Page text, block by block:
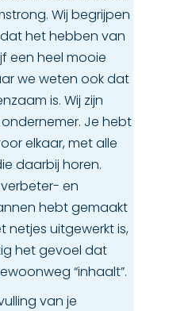
Wij begrijpen
het hebben van
een heel mooie
we weten ook dat
is. Wij zijn
Je hebt
elkaar, met alle
daarbij horen.
en
hebt gemaakt
netjes uitgewerkt is,
het gevoel dat
“inhaalt”.
van je